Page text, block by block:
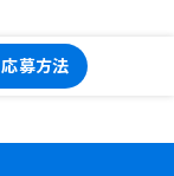
応募方法